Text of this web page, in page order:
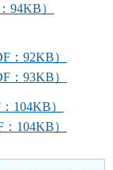
）
92KB）
93KB）
104KB）
104KB）